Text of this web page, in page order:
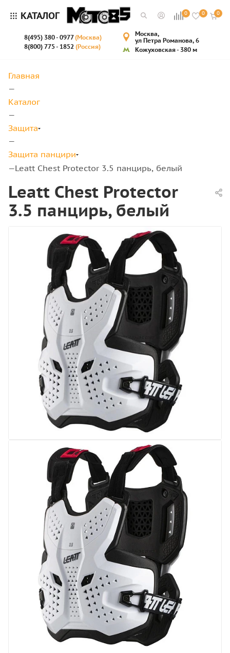
КАТАЛОГ 0 0 0
8(495) 380 - 0977(Москва)
8(800) 775 - 1852 (Россия)
Москва,
ул Петра Романова, 6
Кожуховская - 380 м
Главная
—
Каталог
—
Защита
—
Защита панцири
—Leatt Chest Protector 3.5 панцирь, белый
Leatt Chest Protector
3.5 панцирь, белый